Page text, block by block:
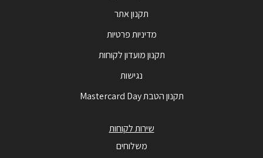
תקנון אתר
מדיניות פרטיות
תקנון מועדון לקוחות
נגישות
תקנון הטבת Mastercard Day
שירות לקוחות
משלוחים